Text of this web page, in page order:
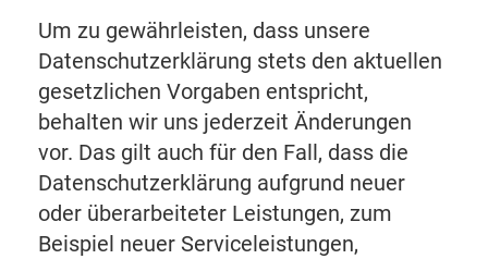
Um zu gewährleisten, dass unsere
Datenschutzerklärung stets den aktuellen
gesetzlichen Vorgaben entspricht,
behalten wir uns jederzeit Änderungen
vor. Das gilt auch für den Fall, dass die
Datenschutzerklärung aufgrund neuer
oder überarbeiteter Leistungen, zum
Beispiel neuer Serviceleistungen,